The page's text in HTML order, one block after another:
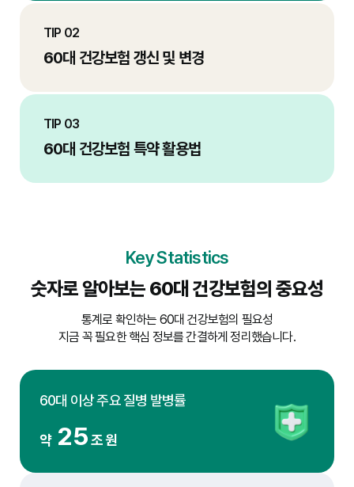
TIP 02
60대 건강보험 갱신 및 변경
TIP 03
60대 건강보험 특약 활용법
Key Statistics
숫자로 알아보는 60대 건강보험의 중요성
통계로 확인하는 60대 건강보험의 필요성
지금 꼭 필요한 핵심 정보를 간결하게 정리했습니다.
60대 이상 주요 질병 발병률
약 25조 원